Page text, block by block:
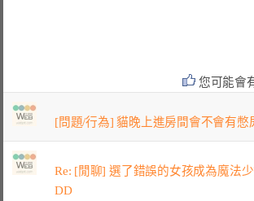
您可能會
[問題/行為] 貓晚上進房間會不會有憋
Re: [閒聊] 選了錯誤的女孩成為魔法
DD